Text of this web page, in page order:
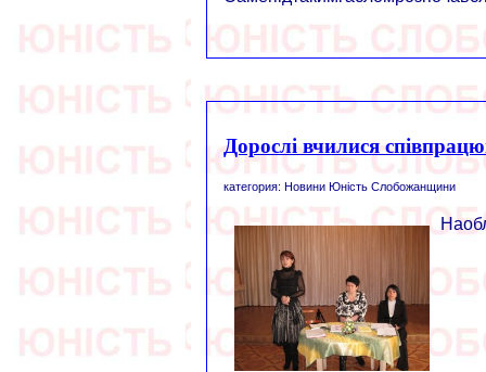
Дорослі вчилися
категория: Новини Юність Слобожанщини